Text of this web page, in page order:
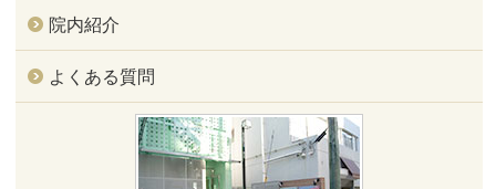
院内紹介
よくある質問